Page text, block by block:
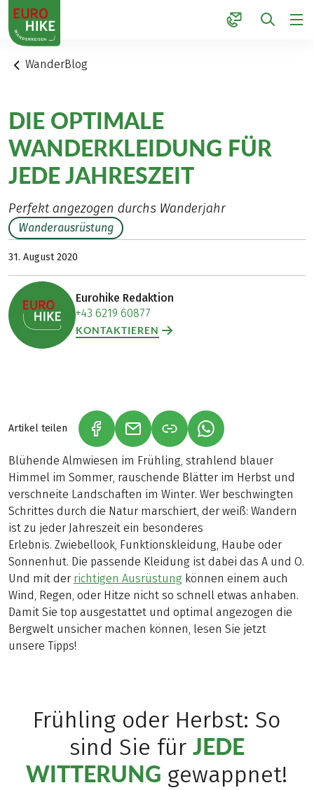
1
WanderBlog
DIE OPTIMALE
WANDERKLEIDUNG FÜR
JEDE JAHRESZEIT
Perfekt angezogen durchs Wanderjahr
Wanderausrüstung
31. August 2020
Eurohike Redaktion
+43 6219 60877
KONTAKTIEREN
Artikel teilen (LINK ÖFFNET IN NEUEM TAB)
(LINK ÖFFNET IN NEUEM TAB)
(LINK ÖFFNET IN
Blühende Almwiesen im Frühling, strahlend blauer
Himmel im Sommer, rauschende Blätter im Herbst und
verschneite Landschaften im Winter. Wer beschwingten
Schrittes durch die Natur marschiert, der weiß: Wandern
ist zu jeder Jahreszeit ein besonderes
Erlebnis. Zwiebellook, Funktionskleidung, Haube oder
Sonnenhut. Die passende Kleidung ist dabei das A und O.
Und mit der richtigen Ausrüstung können einem auch
Wind, Regen, oder Hitze nicht so schnell etwas anhaben.
Damit Sie top ausgestattet und optimal angezogen die
Bergwelt unsicher machen können, lesen Sie jetzt
unsere Tipps!
Frühling oder Herbst: So
sind Sie für JEDE
WITTERUNG gewappnet!